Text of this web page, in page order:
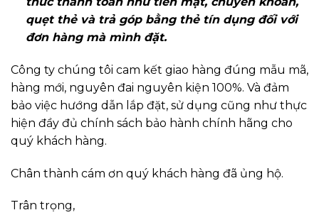
quẹt thẻ và trả góp bằng thẻ tín dụng đối với
đơn hàng mà mình đặt.
Công ty chúng tôi cam kết giao hàng đúng mẫu mã,
hàng mới, nguyên đai nguyên kiện 100%. Và đảm
bảo việc hướng dẫn lắp đặt, sử dụng cũng như thực
hiện đầy đủ chính sách bảo hành chính hãng cho
quý khách hàng.
Chân thành cám ơn quý khách hàng đã ủng hộ.
Trân trọng,